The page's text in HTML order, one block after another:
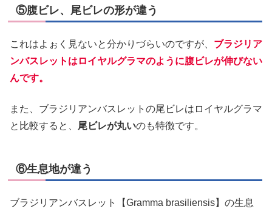
⑤腹ビレ、尾ビレの形が違う
これはよぉく見ないと分かりづらいのですが、 ブラジリア
ンバスレットはロイヤルグラマのように腹ビレが伸びない
んです。
また、ブラジリアンバスレットの尾ビレはロイヤルグラマ
と比較すると、
尾ビレが丸いのも特徴です。
⑥生息地が違う
ブラジリアンバスレット【Gramma brasiliensis】の生息